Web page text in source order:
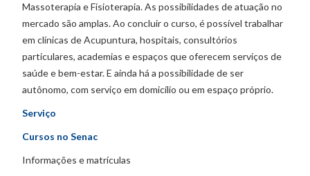
Massoterapia e Fisioterapia. As possibilidades de atuação no
mercado são amplas. Ao concluir o curso, é possível trabalhar
em clínicas de Acupuntura, hospitais, consultórios
particulares, academias e espaços que oferecem serviços de
saúde e bem-estar. E ainda há a possibilidade de ser
autônomo, com serviço em domicílio ou em espaço próprio.
Serviço
Cursos no Senac
Informações e matrículas